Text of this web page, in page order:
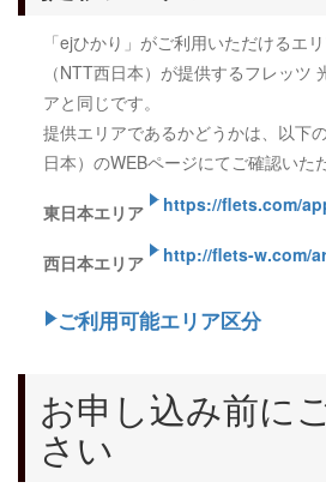
「ejひかり」がご利用いただけるエ
（NTT西日本）が提供するフレッツ
アと同じです。
提供エリアであるかどうかは、以下
日本）のWEBページにてご確認いた
東日本エリア https://flets.com/
西日本エリア http://flets-w.com/
ご利用可能エリア区分
お申し込み前に
さい